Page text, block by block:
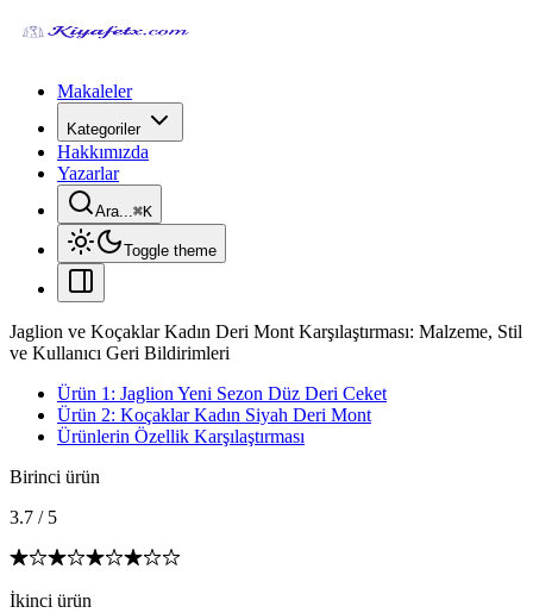
Makaleler
Kategoriler
Hakkımızda
Yazarlar
Ara...⌘K
Toggle theme
Jaglion ve Koçaklar Kadın Deri Mont Karşılaştırması: Malzeme, Stil
ve Kullanıcı Geri Bildirimleri
Ürün 1: Jaglion Yeni Sezon Düz Deri Ceket
Ürün 2: Koçaklar Kadın Siyah Deri Mont
Ürünlerin Özellik Karşılaştırması
Birinci ürün
3.7 / 5
İkinci ürün